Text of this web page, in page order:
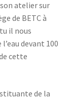
atelier sur
de BETC à
il nous
devant 100
cette
de la